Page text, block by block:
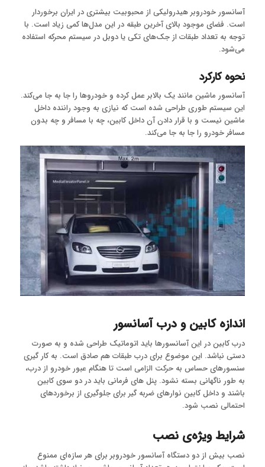
آسانسور خودروبر هیدرولیکی از محبوبیت بیشتری در ایران برخوردار
است. فضای موجود بالای آخرین طبقه در این مدل‌ها کمی زیاد است. با
توجه به تعداد طبقات از جک‌های تکی یا دوبل در سیستم محرکه استفاده
می‌شود.
نحوه کارکرد
آسانسور ماشین مانند یک بالابر عمل کرده و خودروها را جا به جا می‌کند.
این سیستم طوری طراحی شده است که نیازی به وجود راننده داخل
ماشین نیست و با قرار دادن آن داخل کابین، چه با مسافر و چه بدون
مسافر خودرو را جا به جا می‌کند.
اندازه کابین و درب آسانسور
درب کابین در این آسانسورها باید اتوماتیک طراحی شده و به صورت
دستی نباشد. این موضوع برای درب طبقات هم صادق است. به کار گیری
سنسورهای حساس به حرکت الزامی است تا هنگام عبور خودرو از درب،
به طور ناگهانی بسته نشود. پنل های فرمانی باید در دو سوی کابین
باشند و داخل کابین نوارهای ضربه گیر برای جلوگیری از برخوردهای
احتمالی نصب شود.
شرایط ویژه‌ی نصب
نصب بیش از دو دستگاه آسانسور خودروبر برای هر سازه‌ای ممنوع